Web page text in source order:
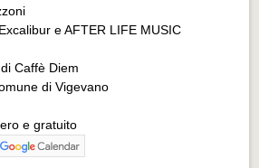
e AFTER LIFE MUSIC
Caffè Diem
di Vigevano
e gratuito